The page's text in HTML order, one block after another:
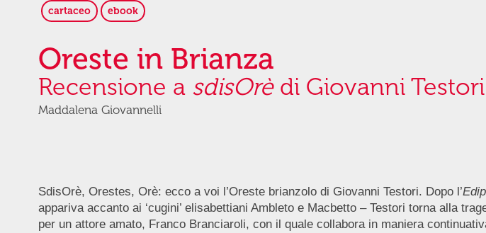
cartaceo ebook
Oreste in Brianza
Recensione a sdisOrèdi Giovanni Testori
Maddalena Giovannelli
SdisOrè, Orestes, Orè: ecco a voi l’Oreste brianzolo di Giovanni Testori. Dopo l’
appariva accanto ai ‘cugini’ elisabettiani Ambleto e Macbetto – Testori torna alla
per un attore amato, Franco Branciaroli, con il quale collabora in maniera